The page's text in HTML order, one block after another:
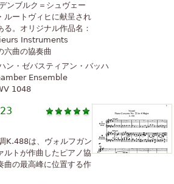
ンブルク＝シュヴェー
ルートヴィヒに献呈され
。オリジナル作品名：
Instruments
六曲の協奏曲
ン・ゼバスティアン・バッハ
Ensemble
1048
K.488は、ヴォルフガン
ルトが作曲したピアノ協
曲の最高峰に位置する作